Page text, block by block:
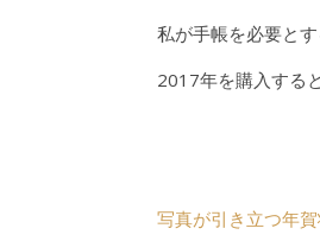
私が手帳を必要と
2017年を購入する
写真が引き立つ年